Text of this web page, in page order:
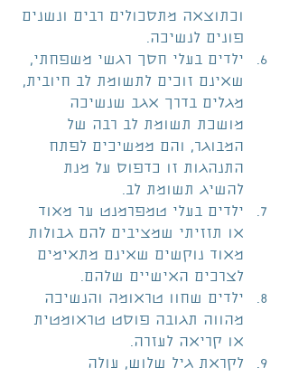
וכתוצאה מתסכולים רבים ונשנים
פונים לנשיכה.
ילדים בעלי חסך רגשי משפחתי,
שאינם זוכים לתשומת לב חיובית,
מגלים בדרך אגב שנשיכה
מושכת תשומת לב רבה של
המבוגר, והם ממשיכים לפתח
התנהגות זו כדפוס על מנת
להשיג תשומת לב.
ילדים בעלי טמפרמנט ער מאוד
או תזזיתי שמציבים להם גבולות
מאוד נוקשים שאינם מתאימים
לצרכים האישיים שלהם.
ילדים שחוו טראומה והנשיכה
מהווה תגובה פוסט טראומטית
או קריאה לעזרה.
לקראת גיל שלוש, עולה